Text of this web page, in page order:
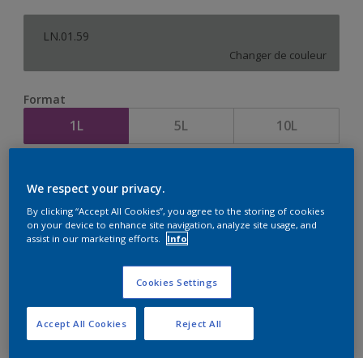
LN.01.59
Changer de couleur
Format
1L 5L 10L
Ajouter à la liste d’achats
We respect your privacy.
By clicking “Accept All Cookies”, you agree to the storing of cookies
on your device to enhance site navigation, analyze site usage, and
assist in our marketing efforts.
Info
Cookies Settings
Reject All
Accept All Cookies